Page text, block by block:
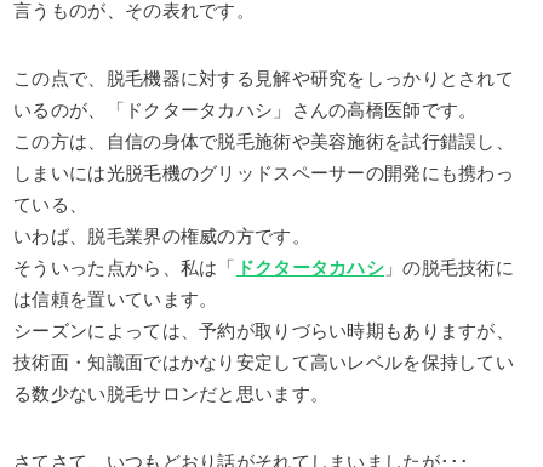
言うものが、その表れです。
この点で、脱毛機器に対する見解や研究をしっかりとされて
いるのが、「ドクタータカハシ」さんの高橋医師です。
この方は、自信の身体で脱毛施術や美容施術を試行錯誤し、
しまいには光脱毛機のグリッドスペーサーの開発にも携わっ
ている、
いわば、脱毛業界の権威の方です。
そういった点から、私は「
ドクタータカハシ 」の脱毛技術に
は信頼を置いています。
シーズンによっては、予約が取りづらい時期もありますが、
技術面・知識面ではかなり安定して高いレベルを保持してい
る数少ない脱毛サロンだと思います。
さてさて、いつもどおり話がそれてしまいましたが･･･